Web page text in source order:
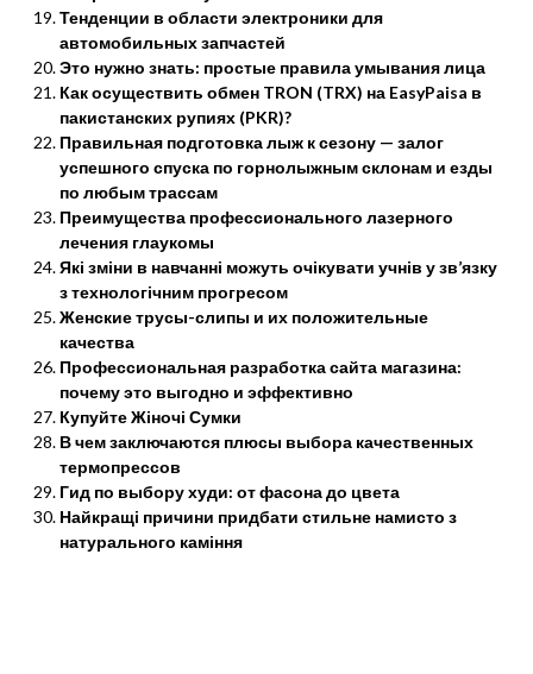
Тенденции в области электроники для
автомобильных запчастей
Это нужно знать: простые правила умывания лица
Как осуществить обмен TRON (TRX) на EasyPaisa в
пакистанских рупиях (PKR)?
Правильная подготовка лыж к сезону — залог
успешного спуска по горнолыжным склонам и езды
по любым трассам
Преимущества профессионального лазерного
лечения глаукомы
Які зміни в навчанні можуть очікувати учнів у зв’язку
з технологічним прогресом
Женские трусы-слипы и их положительные
качества
Профессиональная разработка сайта магазина:
почему это выгодно и эффективно
Купуйте Жіночі Сумки
В чем заключаются плюсы выбора качественных
термопрессов
Гид по выбору худи: от фасона до цвета
Найкращі причини придбати стильне намисто з
натурального каміння